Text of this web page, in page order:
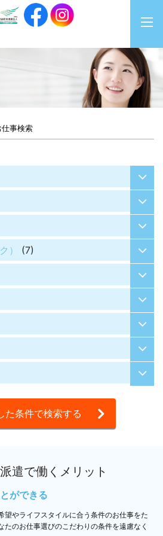
JobFeel
仕事検索
） (7)
た条件で検索する
遣で働くメリット
ができる
望やライフスタイルに合う条件のお仕事をた
たのお仕事選びのこだわりの条件を遠慮なく